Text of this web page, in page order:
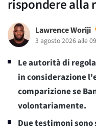
rispondere alla
Lawrence Woriji
3 agosto 2026 alle
Le autorità di
in considerazione
comparizione se
volontariamente.
Due testimoni